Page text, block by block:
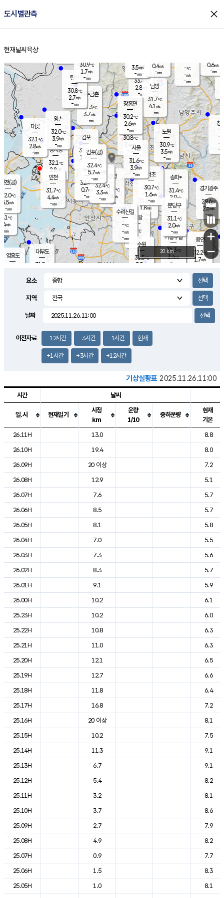
도시별관측 close
홈
현재날씨 육상
의도
℃
m/s
mm
영흥도
양주
33.4℃
2.8
-mm
과천
31.0℃
1.8m/s
- mm
용인
32.2℃
1.7m/s
경기광주
29.6℃
2.5m/s
-mm
3.8m/s
대부도
31.5
경서동
32.1℃
2.8 m/s
-mm
파주금촌
31.3℃
3.7m/s
-mm
-℃
-m/s
-mm
대곶
32.1℃
2.8m/s
-mm
창
-
-m/
-
탄현
30.8℃
2.7m/s
-mm
0.6m/s
-mm
의왕
- ℃
m/s
mm
김포
31.4℃
1.7 m/s
mm
광명
31.7 ℃
2.8 m/s
-mm
부천
32.4℃
0.7m/s
-mm
양촌
32.0℃
3.9m/s
-mm
구로
32.4℃
3.3m/s
-mm
은평
30.8℃
3.4 m/s
- mm
노원
30.9℃
3.5m/s
-mm
송파*
31.4℃
2.9m/s
-mm
서초
30.7℃
1.6m/s
-mm
남방
31.7℃
4.1 m/s
-mm
기흥구갈
31.3℃
3.4m/s
-
수리산길
-℃
-m/s
-mm
분당구
31.1℃
2.0m/s
-mm
장흥면
30.2℃
2.6m/s
-mm
3.5m/s
-mm
인천(공)
32.0℃
5.5m/s
-mm
김포(공)
32.4℃
5.7m/s
-mm
수원
31.5℃
3.3 m/s
인천
31.7℃
4.4m/s
-mm
서울
31.6℃
3.9m/s
-mm
30.9℃
1.7m/s
-mm
0.4m/s
-mm
+
−
20 km
요소
지역
날짜
이전자료 -12시간 -3시간 -1시간 현재
+1시간 +3시간 +12시간
기상실황표 2025.11.26.11:00
도시별 기상실황표로 지점, 날씨, 기온, 강수, 바람, 기압등을 안내한 표입
시간 날씨
일.시 현재일기
시정
km
운량
1/10
중하운량
현재
기온
26.11H
13.0
8.8
26.10H
19.4
8.0
26.09H
20 이상
7.2
26.08H
12.9
5.1
26.07H
7.6
5.7
26.06H
8.5
5.7
26.05H
8.1
5.8
26.04H
7.0
5.5
26.03H
7.3
5.6
26.02H
8.3
5.7
26.01H
9.1
5.9
26.00H
10.2
6.1
25.23H
10.2
6.0
25.22H
10.8
6.3
25.21H
11.0
6.3
25.20H
12.1
6.5
25.19H
12.7
6.6
25.18H
11.8
6.4
25.17H
16.8
7.2
25.16H
20 이상
8.1
25.15H
10.2
7.5
25.14H
11.3
9.1
25.13H
6.7
9.1
25.12H
5.4
8.2
25.11H
3.2
8.1
25.10H
3.7
8.6
25.09H
2.7
7.9
25.08H
4.9
8.2
25.07H
0.9
7.7
25.06H
1.5
8.3
25.05H
1.0
8.1